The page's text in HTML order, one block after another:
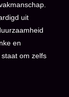
uit
en
om zelfs